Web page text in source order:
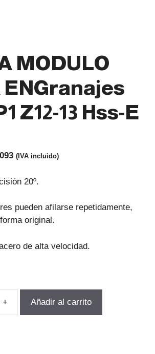
MODULO
ENGranajes
Z12-13 Hss-E
El
actual
$246.093.
(IVA incluido)
20º.
pueden afilarse repetidamente,
original.
de alta velocidad.
FRESA
+ Añadir al carrito